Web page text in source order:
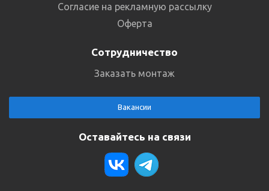
Согласие на рекламную рассылку
Оферта
Сотрудничество
Заказать монтаж
Вакансии
Оставайтесь на связи